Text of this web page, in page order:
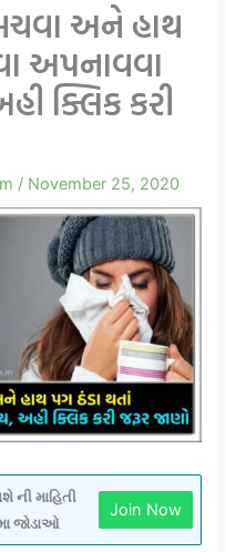
અને હાથ
અપનાવવા
ક્લિક કરી
/ November 25, 2020
ની માહિતી
જોડાઓ
Join Now